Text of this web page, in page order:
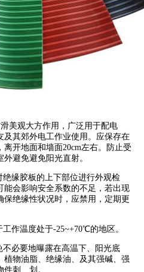
美观大方作用，广泛用于配电
及其郊外电工作业使用。应保存在
开地面和墙面20cm左右。防止受
避免避免阳光直射。
缘胶板的上下部位进行外观检
能会影响安全系数的不足，若出现
保绝缘性状况时，应禁用，定期更
作温度处于-25~+70℃的地区。
必要地曝露在高温下、阳光底
物油脂、绝缘油、及其强碱、强
刺、划。